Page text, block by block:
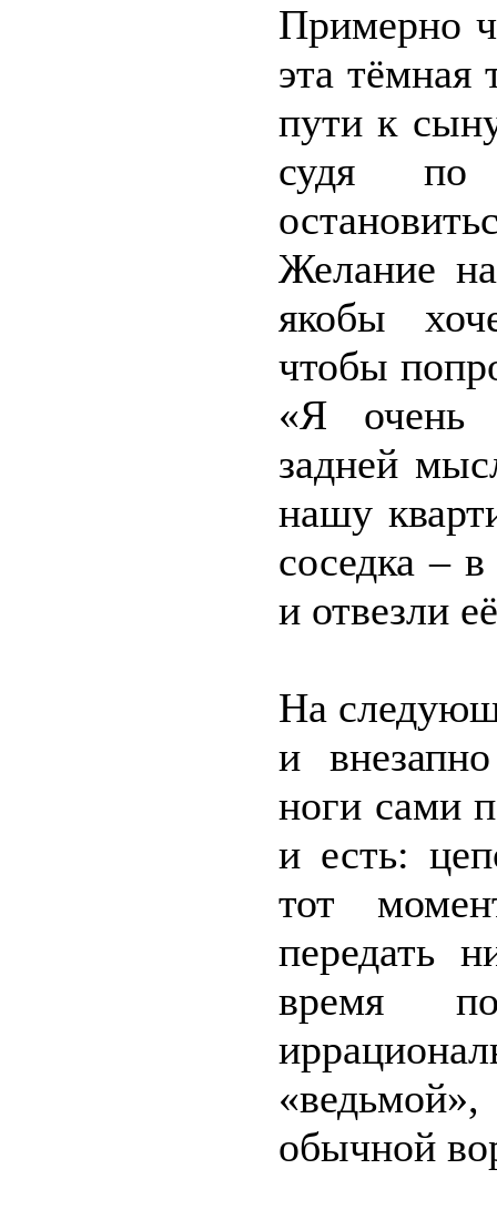
Примерно
эта тёмная
пути к
судя по
Желание
якобы
чтобы
«Я очень
задней
нашу
соседка –
и отвезли
На
и
ноги сами
и есть:
тот
передать
время
обычной